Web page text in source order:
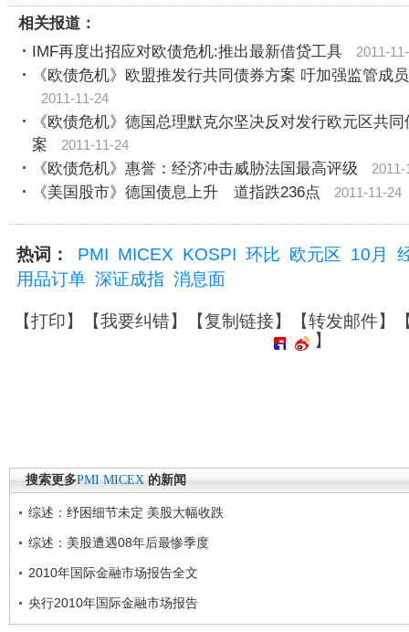
相关报道：
IMF再度出招应对欧债危机:推出最新借贷工具
2011-
《欧债危机》欧盟推发行共同债券方案 吁加强监管成
2011-11-24
《欧债危机》德国总理默克尔坚决反对发行欧元区共
案
2011-11-24
《欧债危机》惠誉：经济冲击威胁法国最高评级 2011-
《美国股市》德国债息上升 道指跌236点 2011-11-24
热词： PMI MICEX KOSPI 环比 欧元区 10月
用品订单 深证成指 消息面
【打印】【我要纠错】【复制链接】【转发邮件】
】
搜索更多PMI MICEX 的新闻
综述：纾困细节未定 美股大幅收跌
综述：美股遭遇08年后最惨季度
2010年国际金融市场报告全文
央行2010年国际金融市场报告